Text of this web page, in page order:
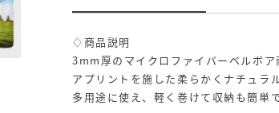
♢商品説明
3mm厚のマイクロファイバーベルボ
アプリントを施した柔らかくナチュラ
多用途に使え、軽く巻けて収納も簡単で